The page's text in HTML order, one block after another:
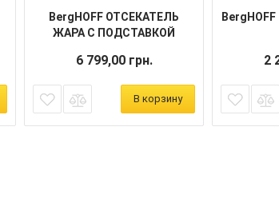
BergHOFF ОТСЕКАТЕЛЬ
ЖАРА С ПОДСТАВКОЙ
6 799,00 грн.
В корзину
2